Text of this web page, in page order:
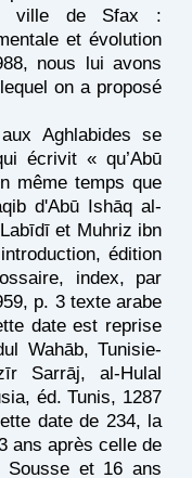
ville de Sfax :
et évolution
nous lui avons
on a proposé
Aghlabides se
écrivit « qu’Abū
même temps que
d'Abū Ishāq al-
et Muhriz ibn
édition
index, par
p. 3 texte arabe
date est reprise
Wahāb, Tunisie-
Sarrāj, al-Hulal
éd. Tunis, 1287
date de 234, la
ans après celle de
Sousse et 16 ans